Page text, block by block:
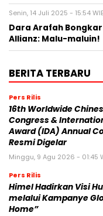
Senin, 14 Juli 2025 - 15:54
Dara Arafah
Allianz: Malu-maluin!
BERITA TERBARU
Pers Rilis
16th Worldwide
Congress &
Award (IDA) Annual
Resmi Digelar
Minggu, 9 Agu 2026 - 01:45
Pers Rilis
Himel Hadirkan Visi
melalui Kampanye
Home”